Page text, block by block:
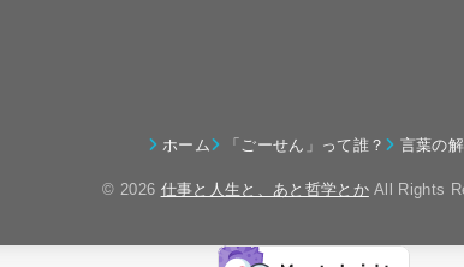
ホーム 「ごーせん」って誰？ 言葉の
© 2026 仕事と人生と、あと哲学とかAll Rights